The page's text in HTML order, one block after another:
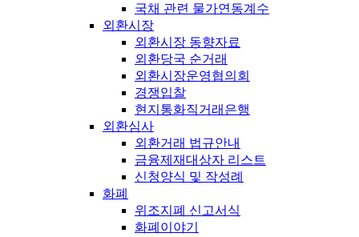
국채 관련 물가연동계수
외환시장
외환시장 동향자료
외환당국 순거래
외환시장운영협의회
경쟁입찰
현지통화직거래은행
외환심사
외환거래 법규안내
금융제재대상자 리스트
신청양식 및 작성례
화폐
위조지폐 신고서식
화폐이야기